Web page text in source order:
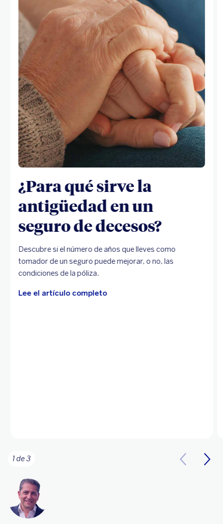
¿Para qué sirve la
antigüedad en un
seguro de decesos?
Descubre si el número de años que lleves como
tomador de un seguro puede mejorar, o no, las
condiciones de la póliza.
Lee el artículo completo
1 de 3